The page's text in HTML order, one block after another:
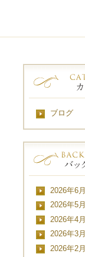
ブログ
2026年6月
2026年5月
2026年4月
2026年3月
2026年2月